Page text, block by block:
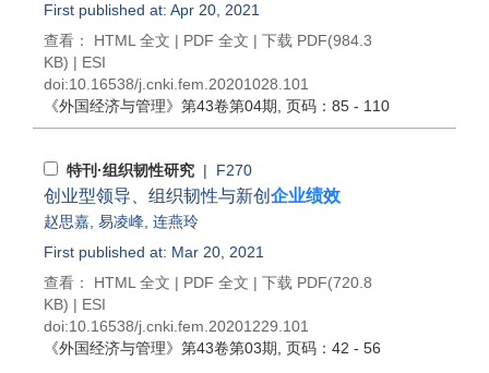
First published at: Apr 20, 2021
查看： HTML 全文 | PDF 全文 | 下载 PDF(984.3
KB) | ESI
doi:10.16538/j.cnki.fem.20201028.101
《外国经济与管理》 第43卷第04期 , 页码：85 - 110
特刊·组织韧性研究 | F270
创业型领导、组织韧性与新创 企业绩效
赵思嘉 易凌峰 连燕玲
First published at: Mar 20, 2021
查看： HTML 全文 | PDF 全文 | 下载 PDF(720.8
KB) | ESI
doi:10.16538/j.cnki.fem.20201229.101
《外国经济与管理》 第43卷第03期 , 页码：42 - 56